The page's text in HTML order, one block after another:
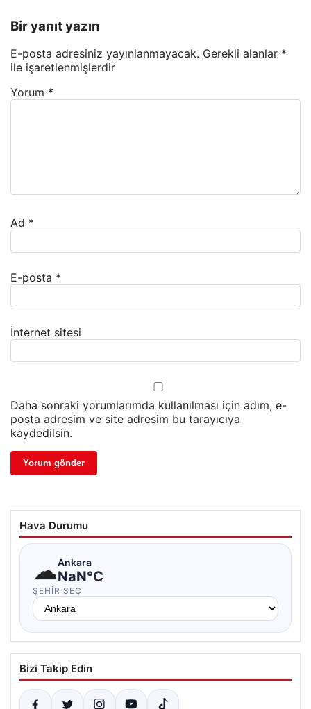
Bir yanıt yazın
E-posta adresiniz yayınlanmayacak. Gerekli alanlar *
ile işaretlenmişlerdir
Yorum *
Ad *
E-posta *
İnternet sitesi
Daha sonraki yorumlarımda kullanılması için adım, e-
posta adresim ve site adresim bu tarayıcıya
kaydedilsin.
Hava Durumu
☁Ankara
NaN°C
ŞEHIR SEÇ
Bizi Takip Edin